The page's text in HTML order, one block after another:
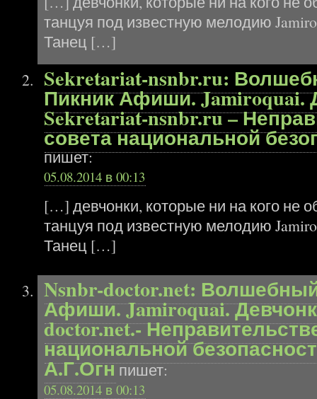
танцуя под известную мелодию
Танец […]
Sekretariat-nsnbr.ru:
Пикник Афиши. Jamiroquai.
Sekretariat-nsnbr.ru –
совета национальной
пишет:
05.08.2014 в 00:13
[…] девчонки, которые ни на кого не
танцуя под известную мелодию
Танец […]
Nsnbr-doctor.net:
Афиши. Jamiroquai.
doctor.net.-
национальной
А.Г.Огнпишет:
05.08.2014 в 00:13